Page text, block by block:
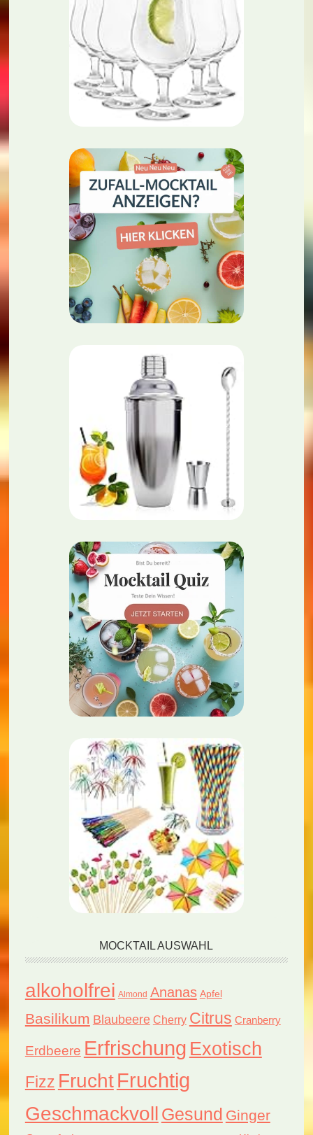
MOCKTAIL AUSWAHL
alkoholfrei Almond Ananas Apfel
Basilikum Blaubeere Cherry Citrus Cranberry
Erdbeere Erfrischung Exotisch
Fizz FruchtFruchtig
Geschmackvoll Gesund Ginger